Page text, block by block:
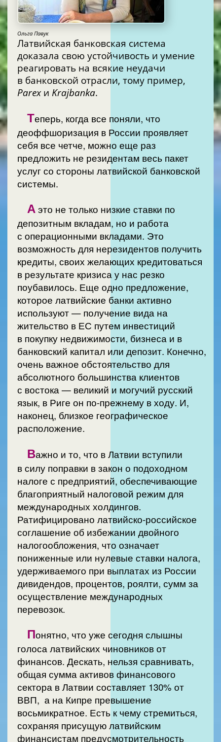
Ольга Павук
Латвийская банковская система
доказала свою устойчивость и умение
реагировать на всякие неудачи
в банковской отрасли, тому пример,
Parex и Krajbanka.
Теперь, когда все поняли, что
деоффшоризация в России проявляет
себя все четче, можно еще раз
предложить не резидентам весь пакет
услуг со стороны латвийской банковской
системы.
Аэто не только низкие ставки по
депозитным вкладам, но и работа
с операционными вкладами. Это
возможность для нерезидентов получить
кредиты, своих желающих кредитоваться
в результате кризиса у нас резко
поубавилось. Еще одно предложение,
которое латвийские банки активно
используют — получение вида на
жительство в ЕС путем инвестиций
в покупку недвижимости, бизнеса и в
банковский капитал или депозит. Конечно,
очень важное обстоятельство для
абсолютного большинства клиентов
с востока — великий и могучий русский
язык, в Риге он по-прежнему в ходу. И,
наконец, близкое географическое
расположение.
Важно и то, что в Латвии вступили
в силу поправки в закон о подоходном
налоге с предприятий, обеспечивающие
благоприятный налоговой режим для
международных холдингов.
Ратифицировано латвийско-российское
соглашение об избежании двойного
налогообложения, что означает
пониженные или нулевые ставки налога,
удерживаемого при выплатах из России
дивидендов, процентов, роялти, сумм за
осуществление международных
перевозок.
Понятно, что уже сегодня слышны
голоса латвийских чиновников от
финансов. Дескать, нельзя сравнивать,
общая сумма активов финансового
сектора в Латвии составляет 130% от
ВВП, а на Кипре превышение
восьмикратное. Есть к чему стремиться,
сохраняя присущую латвийским
финансистам предусмотрительность